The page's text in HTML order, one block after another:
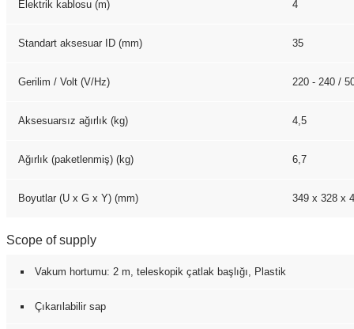
Elektrik kablosu (m) 4
Standart aksesuar ID (mm) 35
Gerilim / Volt (V/Hz) 220 - 240 /
Aksesuarsız ağırlık (kg) 4,5
Ağırlık (paketlenmiş) (kg) 6,7
Boyutlar (U x G x Y) (mm) 349 x 328 x
Scope of supply
Vakum hortumu: 2 m, teleskopik çatlak başlığı, Plastik
Çıkarılabilir sap